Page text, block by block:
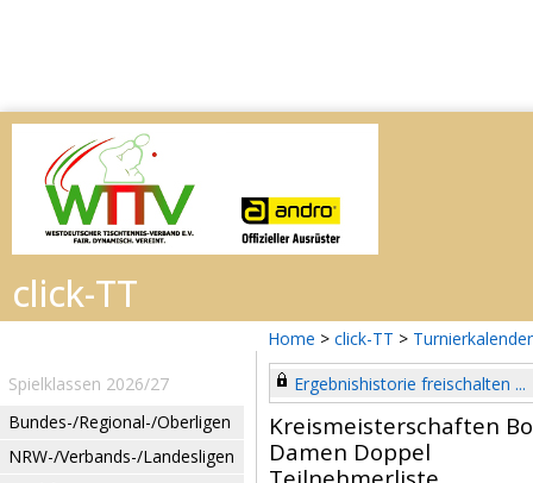
Home > click-TT > Turnierkalender
Spielklassen 2026/27
Bundes-/Regional-/Oberligen
NRW-/Verbands-/Landesligen
Ergebnishistorie freischalten ...
Kreismeisterschaften
Damen Doppel